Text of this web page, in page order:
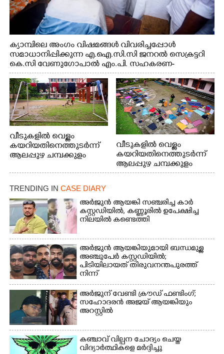
ക്യാമ്പിലെ അംഗം വിഷമങ്ങൾ വിവരിച്ചപ്പോൾ
സമാധാനിപ്പിക്കുന്ന എ.ഐ.സി.സി ജനറൽ സെക്രട്ടറി
കെ.സി വേണുഗോപാൽ എം.പി. സഹകരണ-
എക്സൈസ് വകുപ്പ് മന്ത്രി എം. ലിജു, എന്നിവർ
വീടുകളിൽ വെള്ളം
കയറിയതിനെത്തുടർന്ന്
ആലപ്പുഴ ചമ്പക്കുളം
പോരൂക്കര സെൻട്രൽ
സ്കൂളിലെ ദുരിതാശ്വാസ
ക്യാമ്പിലെത്തിയവർ
വസ്ത്രങ്ങൾ
ഉണക്കാനിട്ടിരിക്കുന്ന
ഗോൾപോസ്റ്റിന് മുന്നിൽ
ഫുട്ബോൾ കളികളിൽ
ഏർപ്പെട്ടിരിക്കുന്ന
കുട്ടികൾ
വീടുകളിൽ വെള്ളം
കയറിയതിനെത്തുടർന്ന്
ആലപ്പുഴ ചമ്പക്കുളം
ഫാദർ തോമസ്
ക്യാമ്പിലെത്തിയവർ മഴ
മാറിനിന്ന ഇടവേളയിൽ
ക്യാമ്പ് പരിസരത്ത്
ഉണക്കാനിടുന്ന കാഴ്ച.
TRENDING IN CASE DIARY
അർജുൻ ആയങ്കി സഞ്ചരിച്ച കാർ
കസ്റ്റഡിയിൽ,​ കണ്ണൂരിൽ ഉപേക്ഷിച്ച
നിലയിൽ കണ്ടെത്തി
അർജുൻ ആയങ്കിയുമായി ബന്ധമുള്ള
അഞ്ചുപേർ കസ്റ്റഡിയിൽ;
പിടിയിലായത് തിരുവനന്തപുരത്ത്
നിന്ന്
അർജുന് വേണ്ടി ക്രൗഡ് ഫണ്ടിംഗ്;
സഹോദരൻ അജയ് ആയങ്കിയും
അറസ്റ്റിൽ
കഞ്ചാവ് വില്പന ചോദ്യം ചെയ്ത
വിദ്യാർത്ഥികളെ മർദ്ദിച്ചു